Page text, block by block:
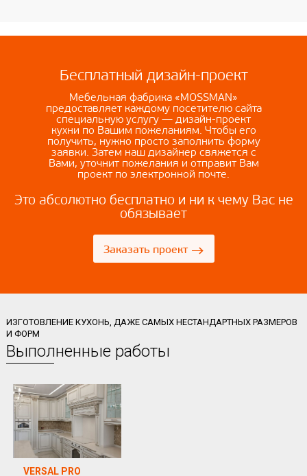
Бесплатный дизайн-проект
Мебельная фабрика «MOSSMAN»
предоставляет каждому посетителю сайта
специальную услугу — дизайн-проект
кухни по Вашим пожеланиям. Чтобы его
получить, нужно просто заполнить форму
заявки. Затем наш дизайнер свяжется с
Вами, уточнит пожелания и отправит Вам
проект по электронной почте.
Это абсолютно бесплатно и ни к чему Вас не
обязывает
Заказать проект →
ИЗГОТОВЛЕНИЕ КУХОНЬ, ДАЖЕ САМЫХ НЕСТАНДАРТНЫХ РАЗМЕРОВ
И ФОРМ
Выполненные работы
VERSAL PRO